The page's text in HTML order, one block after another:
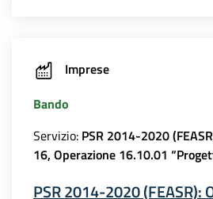
Imprese
Bando
Servizio: PSR 2014-2020
16, Operazione 16.10.01
PSR 2014-2020 (FEASR):